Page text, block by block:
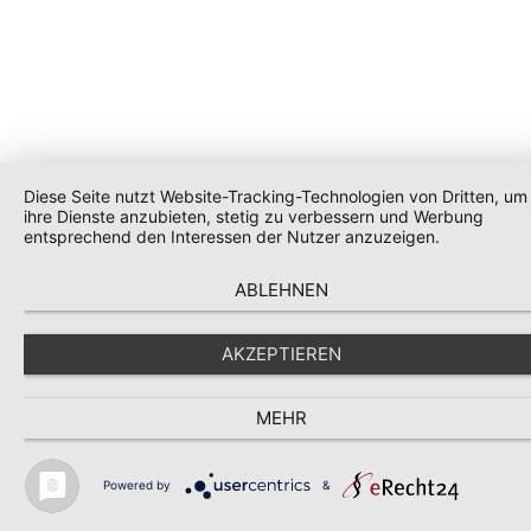
Diese Seite nutzt Website-Tracking-Technologien von Dritten, um
ihre Dienste anzubieten, stetig zu verbessern und Werbung
entsprechend den Interessen der Nutzer anzuzeigen.
ABLEHNEN
AKZEPTIEREN
MEHR
Powered by &